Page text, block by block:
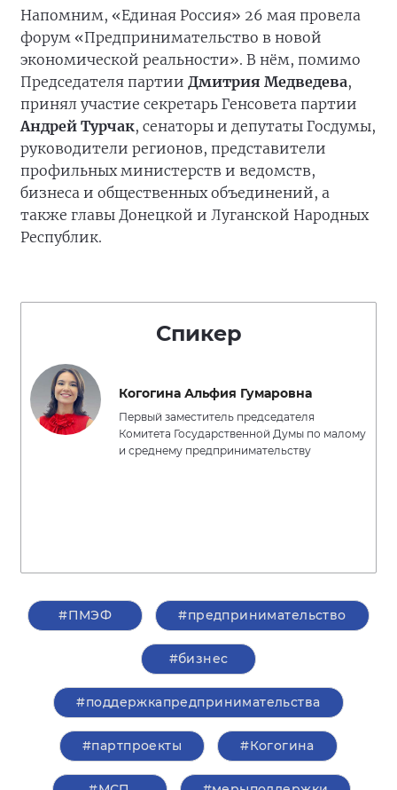
Напомним, «Единая Россия» 26 мая провела
форум «Предпринимательство в новой
экономической реальности». В нём, помимо
Председателя партии Дмитрия Медведева,
принял участие секретарь Генсовета партии
Андрей Турчак, сенаторы и депутаты Госдумы,
руководители регионов, представители
профильных министерств и ведомств,
бизнеса и общественных объединений, а
также главы Донецкой и Луганской Народных
Республик.
Спикер
Когогина Альфия Гумаровна
Первый заместитель председателя
Комитета Государственной Думы по малому
и среднему предпринимательству
#ПМЭФ #предпринимательство
#бизнес
#поддержкапредпринимательства
#партпроекты #Когогина